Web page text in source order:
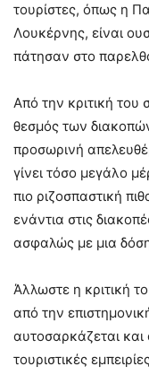
τουρίστες, όπως η
Λουκέρνης, είναι
πάτησαν στο
Από την κριτική
θεσμός των
προσωρινή
γίνει τόσο μεγάλο
πιο ριζοσπαστική
ενάντια στις
ασφαλώς με μια
Άλλωστε η κριτική
από την
αυτοσαρκάζεται και
τουριστικές